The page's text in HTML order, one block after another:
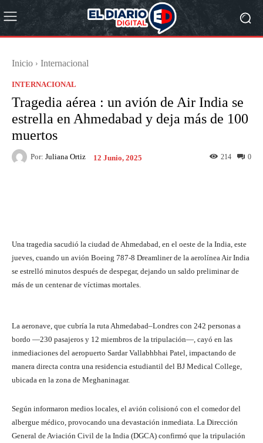
Inicio Internacional
INTERNACIONAL
Tragedia aérea : un avión de Air India se
estrella en Ahmedabad y deja más de 100
muertos
Por: Juliana Ortiz 12 Junio, 2025 0
214
Una tragedia sacudió la ciudad de Ahmedabad, en el oeste de la India, este
jueves, cuando un avión Boeing 787-8 Dreamliner de la aerolínea Air India
se estrelló minutos después de despegar, dejando un saldo preliminar de
más de un centenar de víctimas mortales.
La aeronave, que cubría la ruta Ahmedabad–Londres con 242 personas a
bordo —230 pasajeros y 12 miembros de la tripulación—, cayó en las
inmediaciones del aeropuerto Sardar Vallabhbhai Patel, impactando de
manera directa contra una residencia estudiantil del BJ Medical College,
ubicada en la zona de Meghaninagar.
Según informaron medios locales, el avión colisionó con el comedor del
albergue médico, provocando una devastación inmediata. La Dirección
General de Aviación Civil de la India (DGCA) confirmó que la tripulación